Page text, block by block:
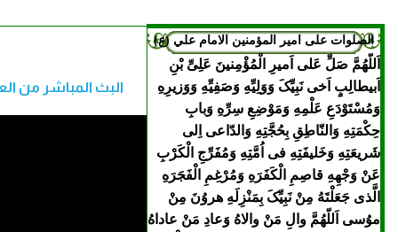
الصلوات علی امير المؤمنين الامام علي (ع)
اَللّهُمَّ صَلِّ عَلى اَمیرِ الْمُؤْمِنینَ عَلِىِّ بْنِ
اَبیطالِبٍ اَخى نَبِیِّکَ وَوَلِیِّهِ وَصَفِیِّهِ وَوَزیرِهِ
وَمُسْتَوْدَعِ عَلْمِهِ وَمَوْضِعِ سِرِّهِ وَبابِ
حِکْمَتِهِ وَالنّاطِقِ بِحُجَّتِهِ وَالدّاعى اِلى
شَریعَتِهِ وَخَلیفَتِهِ فى اُمَّتِهِ وَمُفَرِّجِ الْکَرْبِ
عَنْ وَجْهِهِ قاصِمِ الْکَفَرَهِ وَمُرْغِمِ الْفَجَرَهِ
الَّذى جَعَلْتَهُ مِنْ نَبِیِّکَ بِمَنْزِلَهِ هروُنَ مِنْ
موُسى اَللّهُمَّ والِ مَنْ والاهُ وَعادِ مَنْ عاداهُ
البث المباشر من